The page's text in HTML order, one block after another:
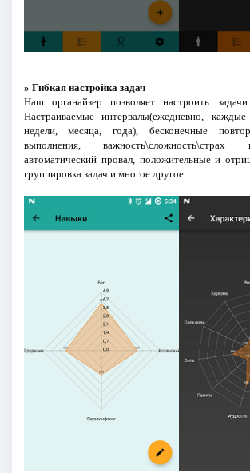
» Гибкая настройка задач
Наш органайзер позволяет настроить
Настраиваемые интервалы(ежедневно,
недели, месяца, года), бесконечные
выполнения, важность\сложность\страх
автоматический провал, положительные и
группировка задач и многое другое.